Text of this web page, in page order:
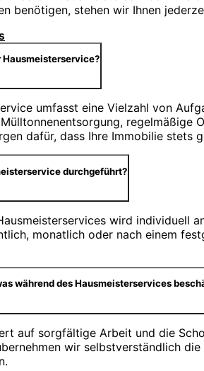
benötigen, stehen wir Ihnen
Hausmeisterservice?
umfasst eine Vielzahl von
regelmäßige
dafür, dass Ihre Immobilie stets
durchgeführt?
wird individuell
monatlich oder nach einem
während des Hausmeisterservices
auf sorgfältige Arbeit und die
wir selbstverständlich